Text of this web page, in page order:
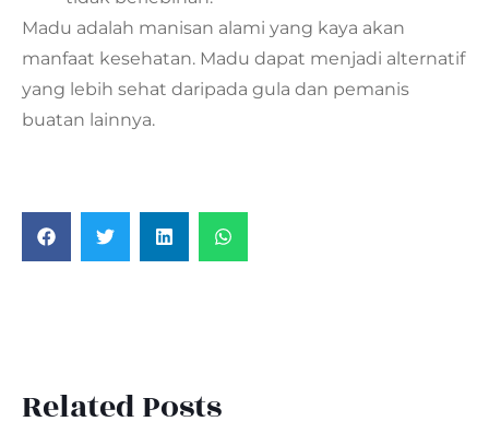
Madu adalah manisan alami yang kaya akan
manfaat kesehatan. Madu dapat menjadi alternatif
yang lebih sehat daripada gula dan pemanis
buatan lainnya.
Related Posts